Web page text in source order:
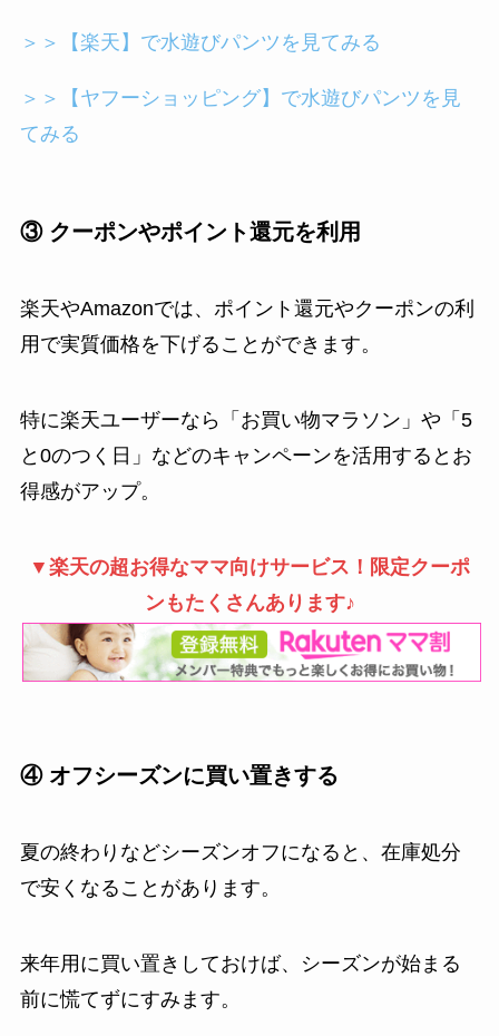
＞＞【楽天】で水遊びパンツを見てみる
＞＞【ヤフーショッピング】で水遊びパンツを見
てみる
③ クーポンやポイント還元を利用
楽天やAmazonでは、ポイント還元やクーポンの利
用で実質価格を下げることができます。
特に楽天ユーザーなら「お買い物マラソン」や「5
と0のつく日」などのキャンペーンを活用するとお
得感がアップ。
▼楽天の超お得なママ向けサービス！限定クーポ
ンもたくさんあります♪
④ オフシーズンに買い置きする
夏の終わりなどシーズンオフになると、在庫処分
で安くなることがあります。
来年用に買い置きしておけば、シーズンが始まる
前に慌てずにすみます。